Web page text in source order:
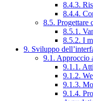
8.4.3.
8.4.4.
8.5. Progettare
8.5.1.
8.5.2. I
9. Sviluppo
9.1. Approccio
9.1.1.
9.1.2.
9.1.3.
9.1.4.